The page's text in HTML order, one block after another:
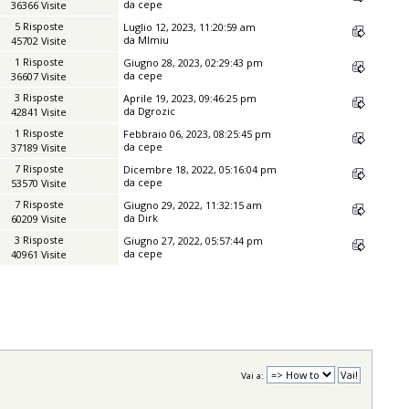
36366 Visite
da cepe
5 Risposte
45702 Visite
Luglio 12, 2023, 11:20:59 am
da MImiu
1 Risposte
36607 Visite
Giugno 28, 2023, 02:29:43 pm
da cepe
3 Risposte
42841 Visite
Aprile 19, 2023, 09:46:25 pm
da Dgrozic
1 Risposte
37189 Visite
Febbraio 06, 2023, 08:25:45 pm
da cepe
7 Risposte
53570 Visite
Dicembre 18, 2022, 05:16:04 pm
da cepe
7 Risposte
60209 Visite
Giugno 29, 2022, 11:32:15 am
da Dirk
3 Risposte
40961 Visite
Giugno 27, 2022, 05:57:44 pm
da cepe
Vai a: